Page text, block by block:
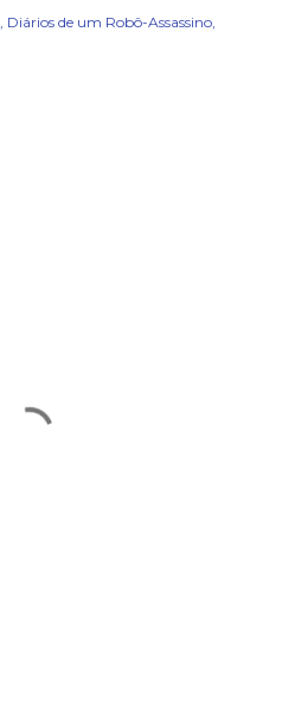
Diários de um Robô-Assassino